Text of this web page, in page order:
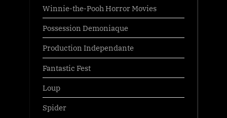
Winnie-the-Pooh Horror Movies
Possession Demoniaque
Production Independante
Fantastic Fest
Loup
Spider